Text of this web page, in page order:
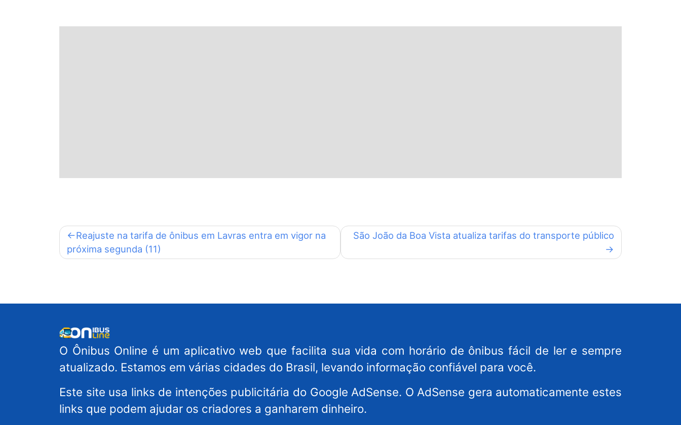
Navegação
de
Reajuste na tarifa de ônibus em Lavras entra em vigor na
próxima segunda (11)
São João da Boa Vista atualiza tarifas do transporte público
O Ônibus Online é um aplicativo web que facilita sua vida com horário de ônibus fácil de ler e sempre
atualizado. Estamos em várias cidades do Brasil, levando informação confiável para você.
Este site usa links de intenções publicitária do Google AdSense. O AdSense gera automaticamente estes
links que podem ajudar os criadores a ganharem dinheiro.